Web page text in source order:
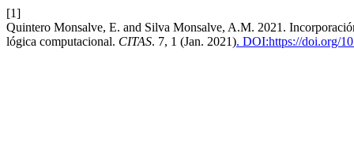
[1]
Quintero Monsalve, E. and Silva Monsalve, A.M. 2021.
lógica computacional. CITAS. 7, 1 (Jan. 2021). DOI:https://doi.org/